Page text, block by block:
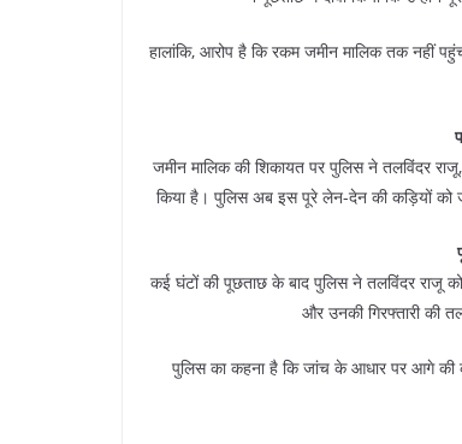
हालांकि, आरोप है कि रकम जमीन मालिक तक नहीं
जमीन मालिक की शिकायत पर पुलिस ने तलविंदर
किया है। पुलिस अब इस पूरे लेन-देन की कड़ियों
कई घंटों की पूछताछ के बाद पुलिस ने तलविंदर राजू
और उनकी गिरफ्तारी की
पुलिस का कहना है कि जांच के आधार पर आगे की